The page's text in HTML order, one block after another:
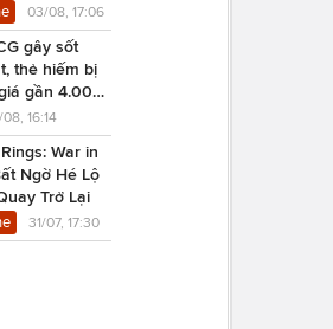
03/08, 17:06
gây sốt
thẻ hiếm bị
gần 4.000
16:14
War in
Ngờ Hé Lộ
Trở Lại
31/07, 17:30